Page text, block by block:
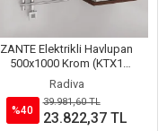
ZANTE Elektrikli Havlupan
500x1000 Krom (KTX1
Termostat) 200W
Radiva
%40
39.981,60 TL
23.822,37 TL